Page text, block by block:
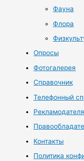
Фауна
Флора
Опросы
Фотогалерея
Справочник
Телефонный
Контакты
Политика